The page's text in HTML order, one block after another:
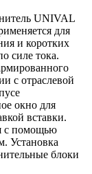
UNIVAL
для
и коротких
силе тока.
с отраслевой
окно для
вставки.
с помощью
Установка
блоки